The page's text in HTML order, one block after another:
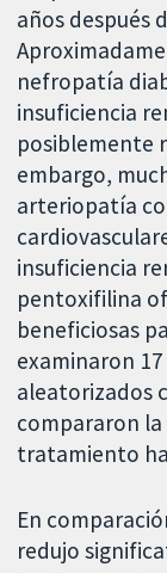
años después
nefropatía
insuficiencia
posiblemente
embargo,
arteriopatía
insuficiencia
pentoxifilina
beneficiosas
examinaron
aleatorizados
compararon
tratamiento
En
redujo